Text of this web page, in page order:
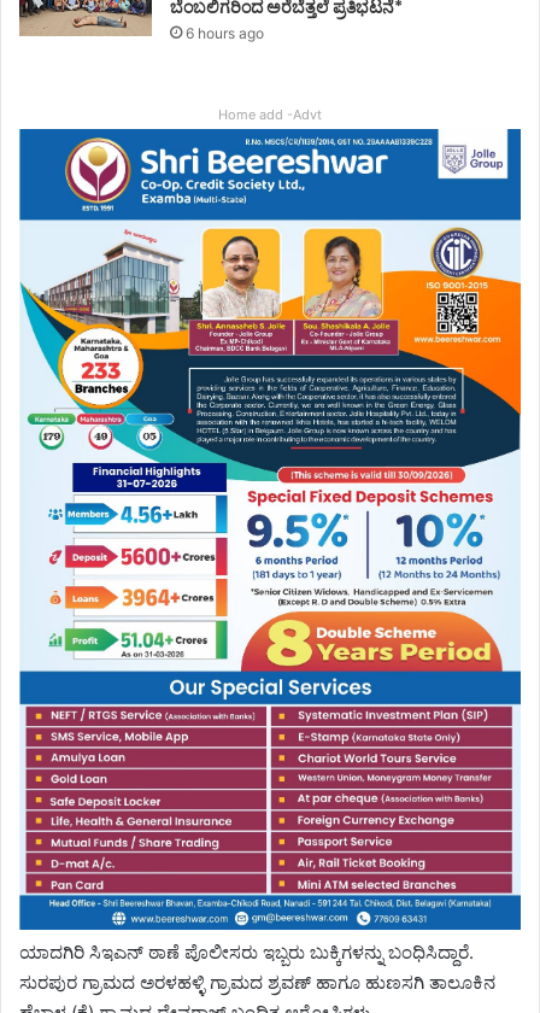
ಬೆಂಬಲಿಗರಿಂದ ಅರೆಬೆತ್ತಲೆ ಪ್ರತಿಭಟನೆ*
6 hours ago
Home add -Advt
ಯಾದಗಿರಿ ಸಿಇಎನ್ ಠಾಣೆ ಪೊಲೀಸರು ಇಬ್ಬರು ಬುಕ್ಕಿಗಳನ್ನು ಬಂಧಿಸಿದ್ದಾರೆ.
ಸುರಪುರ ಗ್ರಾಮದ ಅರಳಹಳ್ಳಿ ಗ್ರಾಮದ ಶ್ರವಣ್ ಹಾಗೂ ಹುಣಸಗಿ ತಾಲೂಕಿನ